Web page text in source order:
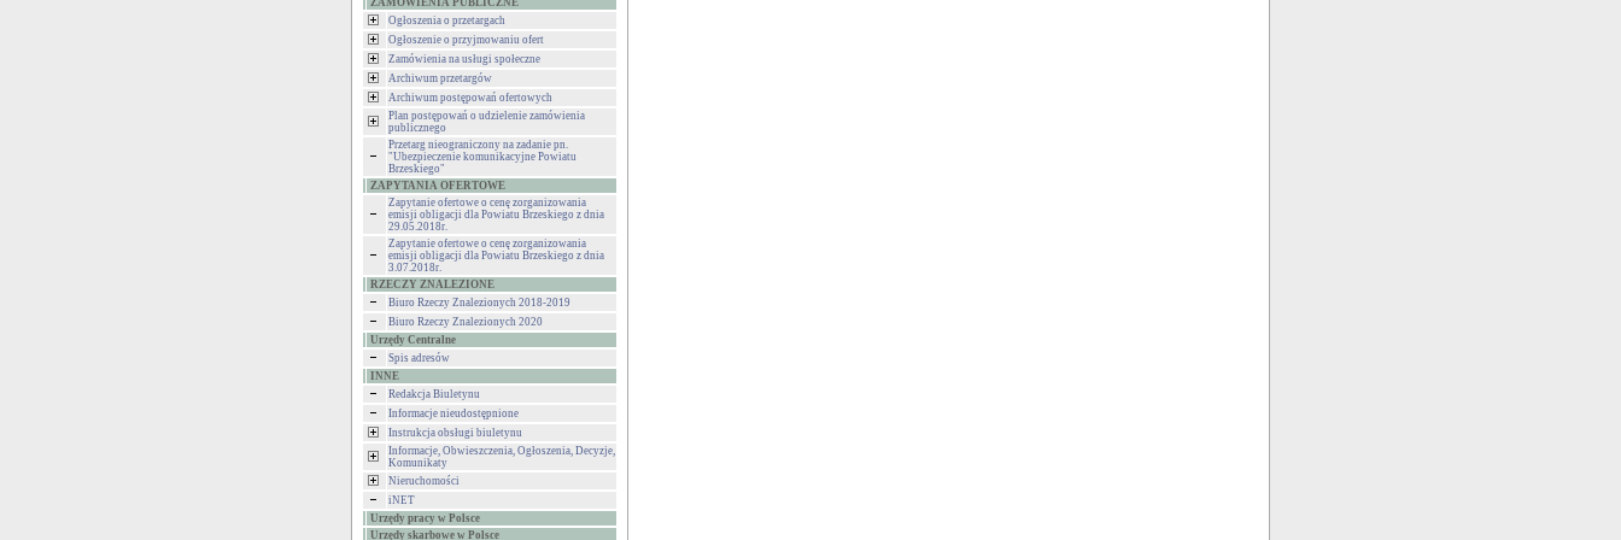
ZAMÓWIENIA PUBLICZNE
Ogłoszenia o przetargach
Ogłoszenie o przyjmowaniu ofert
Zamówienia na usługi społeczne
Archiwum przetargów
Archiwum postępowań ofertowych
Plan postępowań o udzielenie zamówienia
publicznego
Przetarg nieograniczony na zadanie pn.
"Ubezpieczenie komunikacyjne Powiatu
Brzeskiego"
ZAPYTANIA OFERTOWE
Zapytanie ofertowe o cenę zorganizowania
emisji obligacji dla Powiatu Brzeskiego z dnia
29.05.2018r.
Zapytanie ofertowe o cenę zorganizowania
emisji obligacji dla Powiatu Brzeskiego z dnia
3.07.2018r.
RZECZY ZNALEZIONE
Biuro Rzeczy Znalezionych 2018-2019
Biuro Rzeczy Znalezionych 2020
Urzędy Centralne
Spis adresów
INNE
Redakcja Biuletynu
Informacje nieudostępnione
Instrukcja obsługi biuletynu
Informacje, Obwieszczenia, Ogłoszenia, Decyzje,
Komunikaty
Nieruchomości
iNET
Urzędy pracy w Polsce
Urzędy skarbowe w Polsce